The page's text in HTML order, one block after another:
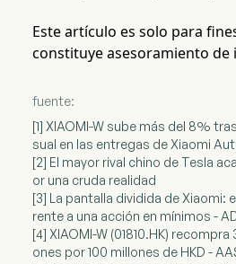
Este artículo es solo para
constituye asesoramiento de
fuente:
[1] XIAOMI-W sube más del 8%
sual en las entregas de Xiaomi
[2] El mayor rival chino de Tesla
or una cruda realidad
[3] La pantalla dividida de Xiaomi:
rente a una acción en mínimos -
[4] XIAOMI-W (01810.HK)
ones por 100 millones de HKD -